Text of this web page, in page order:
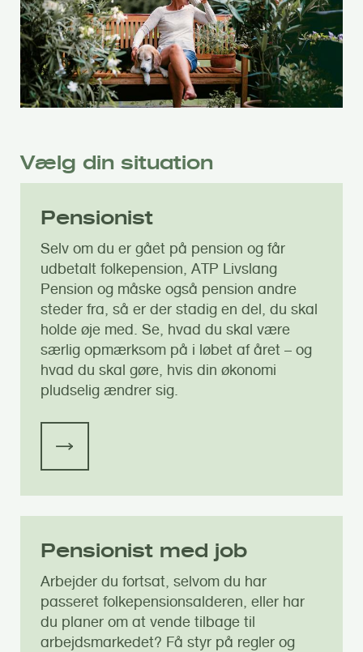
Vælg din situation
Pensionist
Selv om du er gået på pension og får
udbetalt folkepension, ATP Livslang
Pension og måske også pension andre
steder fra, så er der stadig en del, du skal
holde øje med. Se, hvad du skal være
særlig opmærksom på i løbet af året – og
hvad du skal gøre, hvis din økonomi
pludselig ændrer sig.
Pensionist med job
Arbejder du fortsat, selvom du har
passeret folkepensionsalderen, eller har
du planer om at vende tilbage til
arbejdsmarkedet? Få styr på regler og